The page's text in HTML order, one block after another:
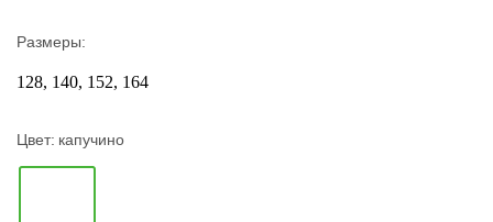
Размеры:
128 140 152 164
Цвет: капучино